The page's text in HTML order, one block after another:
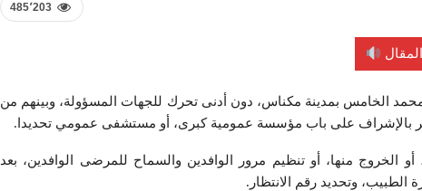
485٬203
الخامس بمدينة مكناس، دون أدنى تحرك للجهات المسؤولة، وبينهم من
بالإشراف على باب مؤسسة عمومية كبرى، أو مستشفى عمومي تحديدا.
منها، أو تنظيم مرور الوافدين والسماح للمرضى الوافدين، بعد
الطبيب، وتحديد رقم الانتظار.